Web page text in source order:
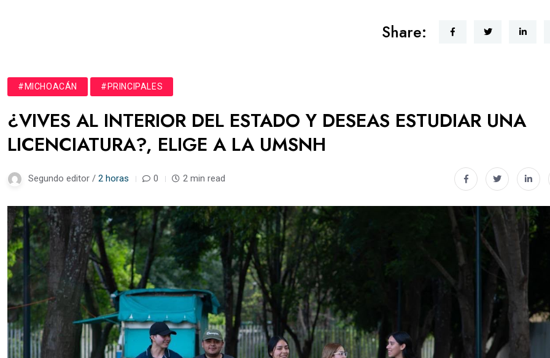
Share:
#MICHOACÁN #PRINCIPALES
¿VIVES AL INTERIOR DEL ESTADO Y DESEAS ESTUDIAR UNA
LICENCIATURA?, ELIGE A LA UMSNH
Segundo editor / 2 horas 0 2 min read